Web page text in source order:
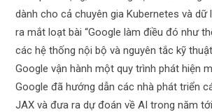
dành cho cả chuyên gia Kubernetes và dữ
ra mắt loạt bài “Google làm điều đó như
các hệ thống nội bộ và nguyên tắc kỹ
Google vận hành một quy trình phát hiện
Google đã hướng dẫn các nhà phát triển
JAX và đưa ra dự đoán về AI trong năm